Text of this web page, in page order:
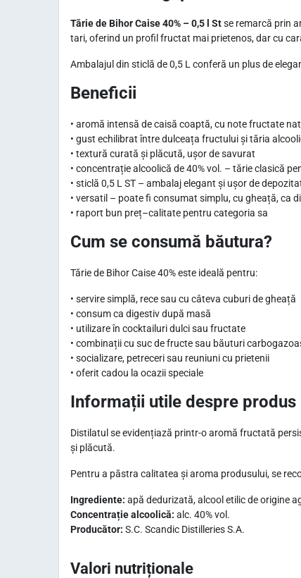
Tărie de Bihor Caise 40% – 0,5 l Stse remarcă prin
tari, oferind un profil fructat mai prietenos, dar cu
Ambalajul din sticlă de 0,5 L conferă un plus de
Beneficii
• aromă intensă de caisă coaptă, cu note fructate
• gust echilibrat între dulceața fructului și tăria
• textură curată și plăcută, ușor de savurat
• concentrație alcoolică de 40% vol. – tărie clasică
• sticlă 0,5 L ST – ambalaj elegant și ușor de
• versatil – poate fi consumat simplu, cu gheață, ca
• raport bun preț–calitate pentru categoria sa
Cum se consumă băutura?
Tărie de Bihor Caise 40% este ideală pentru:
• servire simplă, rece sau cu câteva cuburi de gheață
• consum ca digestiv după masă
• utilizare în cocktailuri dulci sau fructate
• combinații cu suc de fructe sau băuturi
• socializare, petreceri sau reuniuni cu prietenii
• oferit cadou la ocazii speciale
Informații utile despre produs
Distilatul se evidențiază printr-o aromă fructată
și plăcută.
Pentru a păstra calitatea și aroma produsului, se
Ingrediente: apă dedurizată, alcool etilic de origine
Concentrație alcoolică: alc. 40% vol.
Producător: S.C. Scandic Distilleries S.A.
Valori nutriționale